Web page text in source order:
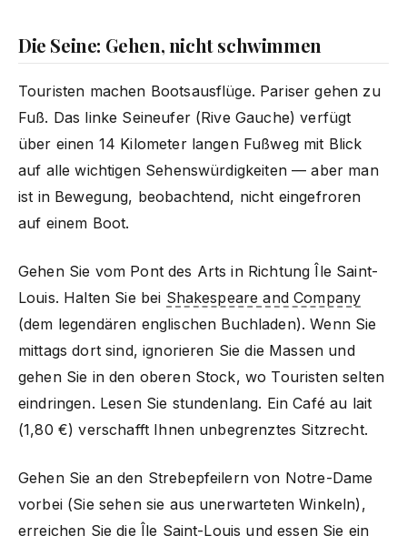
Die Seine: Gehen, nicht schwimmen
Touristen machen Bootsausflüge. Pariser gehen zu
Fuß. Das linke Seineufer (Rive Gauche) verfügt
über einen 14 Kilometer langen Fußweg mit Blick
auf alle wichtigen Sehenswürdigkeiten — aber man
ist in Bewegung, beobachtend, nicht eingefroren
auf einem Boot.
Gehen Sie vom Pont des Arts in Richtung Île Saint-
Louis. Halten Sie bei Shakespeare and Company
(dem legendären englischen Buchladen). Wenn Sie
mittags dort sind, ignorieren Sie die Massen und
gehen Sie in den oberen Stock, wo Touristen selten
eindringen. Lesen Sie stundenlang. Ein Café au lait
(1,80 €) verschafft Ihnen unbegrenztes Sitzrecht.
Gehen Sie an den Strebepfeilern von Notre-Dame
vorbei (Sie sehen sie aus unerwarteten Winkeln),
erreichen Sie die Île Saint-Louis und essen Sie ein